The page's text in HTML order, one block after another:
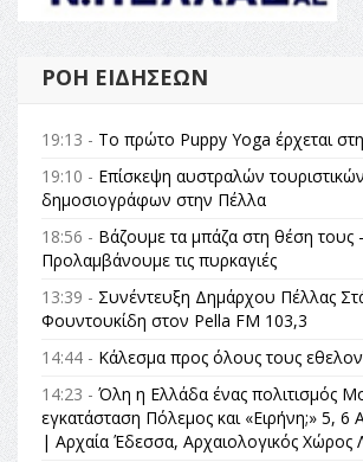
ΡΟΉ ΕΙΔΉΣΕΩΝ
19:13 - Το πρώτο Puppy Yoga έρχεται
19:10 - Επίσκεψη αυστραλών τουριστικών
δημοσιογράφων στην Πέλλα
18:56 - Βάζουμε τα μπάζα στη θέση τους
Προλαμβάνουμε τις πυρκαγιές
13:39 - Συνέντευξη Δημάρχου Πέλλας
Φουντουκίδη στον Pella FM 103,3
14:44 - Κάλεσμα προς όλους τους
14:23 - Όλη η Ελλάδα ένας πολιτισμός
εγκατάσταση Πόλεμος και «Ειρήνη;» 5,
| Αρχαία Έδεσσα, Αρχαιολογικός Χώρος